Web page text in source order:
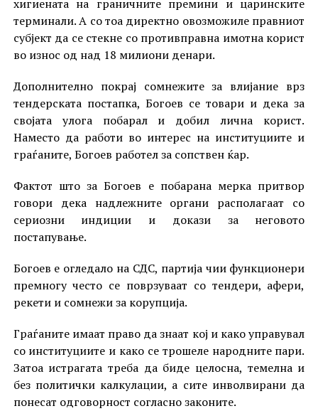
хигиената на граничните премини и царинските
терминали. А со тоа директно овозможиле правниот
субјект да се стекне со противправна имотна корист
во износ од над 18 милиони денари.
Дополнително покрај сомнежите за влијание врз
тендерската постапка, Богоев се товари и дека за
својата улога побарал и добил лична корист.
Наместо да работи во интерес на институциите и
граѓаните, Богоев работел за сопствен ќар.
Фактот што за Богоев е побарана мерка притвор
говори дека надлежните органи располагаат со
сериозни индиции и докази за неговото
постапување.
Богоев е огледало на СДС, партија чии функционери
премногу често се поврзуваат со тендери, афери,
рекети и сомнежи за корупција.
Граѓаните имаат право да знаат кој и како управувал
со институциите и како се трошеле народните пари.
Затоа истрагата треба да биде целосна, темелна и
без политички калкулации, а сите инволвирани да
понесат одговорност согласно законите.